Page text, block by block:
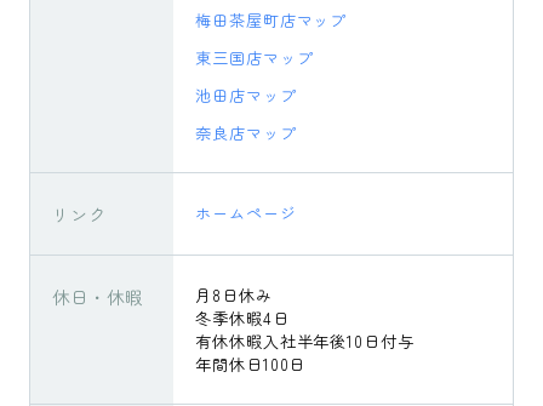
梅田茶屋町店マップ
東三国店マップ
池田店マップ
奈良店マップ
リンク ホームページ
休日・休暇
月8日休み
冬季休暇4日
有休休暇入社半年後10日付与
年間休日100日